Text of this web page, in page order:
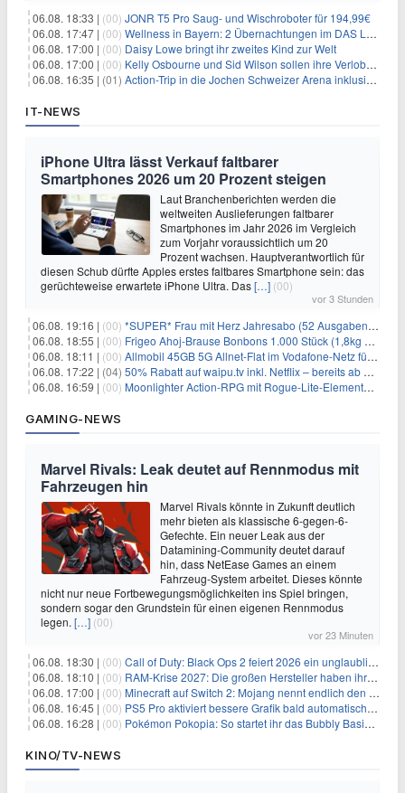
06.08. 18:33 | (00) JONR T5 Pro Saug- und Wischroboter für 194,99€
06.08. 17:47 | (00) Wellness in Bayern: 2 Übernachtungen im DAS LUDWIG Sports Resort inkl. HP + Wellness ab 174€ p.P.
06.08. 17:00 | (00) Daisy Lowe bringt ihr zweites Kind zur Welt
06.08. 17:00 | (00) Kelly Osbourne und Sid Wilson sollen ihre Verlobung gelöst haben
06.08. 16:35 | (01) Action-Trip in die Jochen Schweizer Arena inklusive Premium Hotel und Frühstück ab 59€ p.P.
IT-NEWS
iPhone Ultra lässt Verkauf faltbarer
Smartphones 2026 um 20 Prozent steigen
Laut Branchenberichten werden die
weltweiten Auslieferungen faltbarer
Smartphones im Jahr 2026 im Vergleich
zum Vorjahr voraussichtlich um 20
Prozent wachsen. Hauptverantwortlich für
diesen Schub dürfte Apples erstes faltbares Smartphone sein: das
gerüchteweise erwartete iPhone Ultra. Das[…] (00)
vor 3 Stunden
06.08. 19:16 | (00) *SUPER* Frau mit Herz Jahresabo (52 Ausgaben) für 161,40€ + bis zu 150€ Prämie
06.08. 18:55 | (00) Frigeo Ahoj-Brause Bonbons 1.000 Stück (1,8kg Eimer) für 6,29€
06.08. 18:11 | (00) Allmobil 45GB 5G Allnet-Flat im Vodafone-Netz für eff. 5,91€/Monat dank 50€ Wechselbonus + 0€ AG
06.08. 17:22 | (04) 50% Rabatt auf waipu.tv inkl. Netflix – bereits ab 9€/Monat (statt 17,99€)
06.08. 16:59 | (00) Moonlighter Action-RPG mit Rogue-Lite-Elementen kostenlos bei Steam
GAMING-NEWS
Marvel Rivals: Leak deutet auf Rennmodus mit
Fahrzeugen hin
Marvel Rivals könnte in Zukunft deutlich
mehr bieten als klassische 6-gegen-6-
Gefechte. Ein neuer Leak aus der
Datamining-Community deutet darauf
hin, dass NetEase Games an einem
Fahrzeug-System arbeitet. Dieses könnte
nicht nur neue Fortbewegungsmöglichkeiten ins Spiel bringen,
sondern sogar den Grundstein für einen eigenen Rennmodus
legen. […] (00)
vor 23 Minuten
06.08. 18:30 | (00) Call of Duty: Black Ops 2 feiert 2026 ein unglaubliches Comeback
06.08. 18:10 | (00) RAM-Krise 2027: Die großen Hersteller haben ihre Produktion offenbar schon verkauft
06.08. 17:00 | (00) Minecraft auf Switch 2: Mojang nennt endlich den Releasetermin
06.08. 16:45 | (00) PS5 Pro aktiviert bessere Grafik bald automatisch, aber das Update ist kleiner als gedacht
06.08. 16:28 | (00) Pokémon Pokopia: So startet ihr das Bubbly Basin-DLC
KINO/TV-NEWS